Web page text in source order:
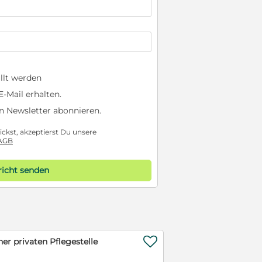
werden
Mail erhalten.
Newsletter abonnieren.
akzeptierst Du unsere
senden
privaten Pflegestelle 